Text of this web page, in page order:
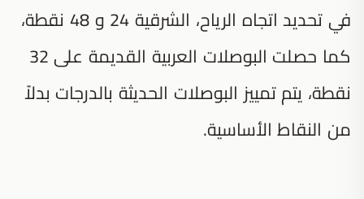
في تحديد اتجاه الرياح، الشرقية 24 و 48 نقطة،
كما حصلت البوصلات العربية القديمة على 32
نقطة، يتم تمييز البوصلات الحديثة بالدرجات بدلاً
من النقاط الأساسية.